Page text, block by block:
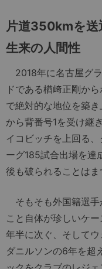
片道350kmを送
生来の人間性
2018年に名古屋グ
ドである楢﨑正剛か
で絶対的な地位を築
から背番号1を受け継
イコビッチを上回る
ーグ185試合出場を達
後も破られることはま
そもそも外国籍選手
こと自体が珍しいケ
年半に次ぐ、そしてウ
ダニルソンの6年を超